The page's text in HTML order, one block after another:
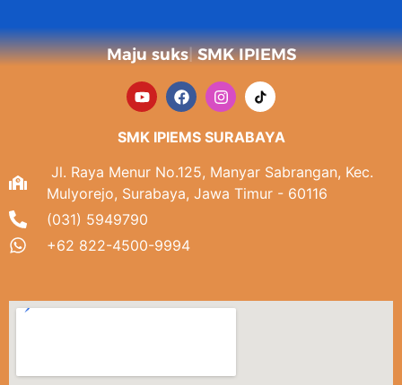
Maju sukses SMK IPIEMS
SMK IPIEMS SURABAYA
Jl. Raya Menur No.125, Manyar Sabrangan, Kec.
Mulyorejo, Surabaya, Jawa Timur - 60116
(031) 5949790
+62 822-4500-9994